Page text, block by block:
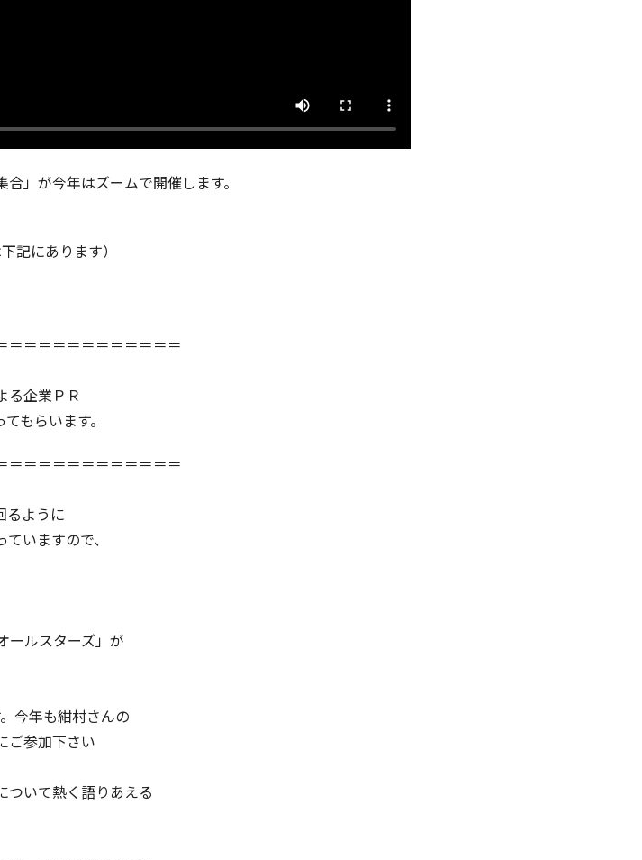
」が今年はズームで開催します。
記にあります）
＝＝＝＝＝＝＝＝＝＝＝＝
る企業ＰＲ
もらいます。
＝＝＝＝＝＝＝＝＝＝＝＝
るように
いますので、
ルスターズ」が
今年も紺村さんの
参加下さい
いて熱く語りあえる